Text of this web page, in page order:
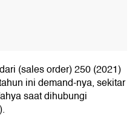
(sales order) 250 (2021)
ini demand-nya, sekitar
saat dihubungi